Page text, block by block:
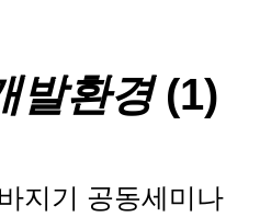
발환경(1)
지기 공동세미나